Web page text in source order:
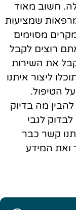
חשוב מאוד
מרפאות שמציעות
מסוימים
רוצים לקבל
את השירות
ליצור איתנו
הטיפול.
מה בדיוק
לגבי
קשר כבר
ואת המידע